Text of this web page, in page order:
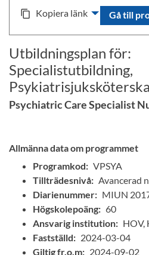
content_copy Kopiera länk Gå till
Utbildningsplan för:
Specialistutbildning,
Psychiatric Care Specialist
Allmänna data om programmet
Programkod: VPSYA
Tillträdesnivå: Avancerad
Diarienummer: MIUN
Högskolepoäng: 60
Ansvarig institution: HOV,
Fastställd: 2024-03-04
Giltig fr.o.m: 2024-09-02